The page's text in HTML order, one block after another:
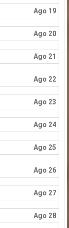
Ago 19
Ago 20
Ago 21
Ago 22
Ago 23
Ago 24
Ago 25
Ago 26
Ago 27
Ago 28